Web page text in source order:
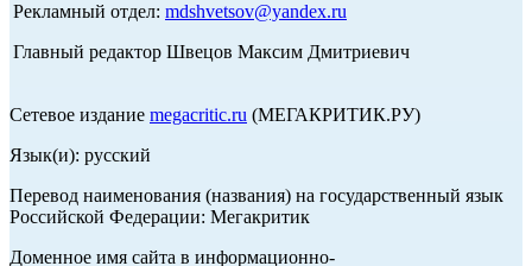
Рекламный отдел: mdshvetsov@yandex.ru
Главный редактор Швецов Максим Дмитриевич
Сетевое издание megacritic.ru (МЕГАКРИТИК.РУ)
Язык(и): русский
Перевод наименования (названия) на государственный язык
Российской Федерации: Мегакритик
Доменное имя сайта в информационно-